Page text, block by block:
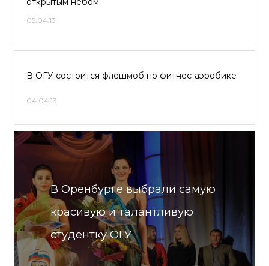
05.04.13
В ОГУ состоится флешмоб по фитнес-аэробике
04.04.13
В Оренбурге выбрали самую
красивую и талантливую
студентку ОГУ